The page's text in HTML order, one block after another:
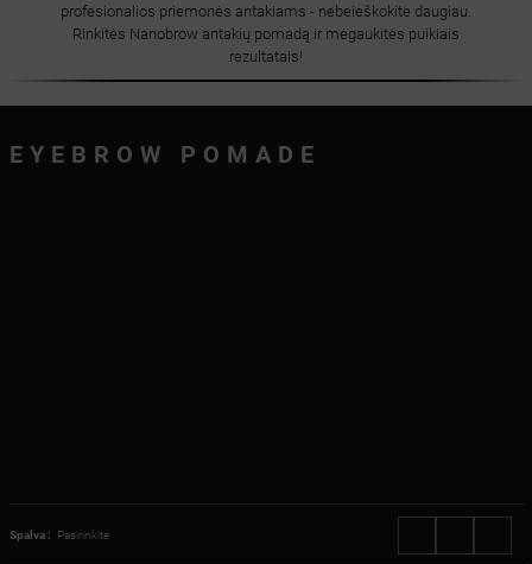
profesionalios priemonės antakiams - nebeieškokite daugiau.
Rinkitės Nanobrow antakių pomadą ir mėgaukitės puikiais
rezultatais!
EYEBROW POMADE
Spalva : Pasirinkite